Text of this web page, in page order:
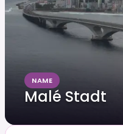
NAME
Malé Stadt